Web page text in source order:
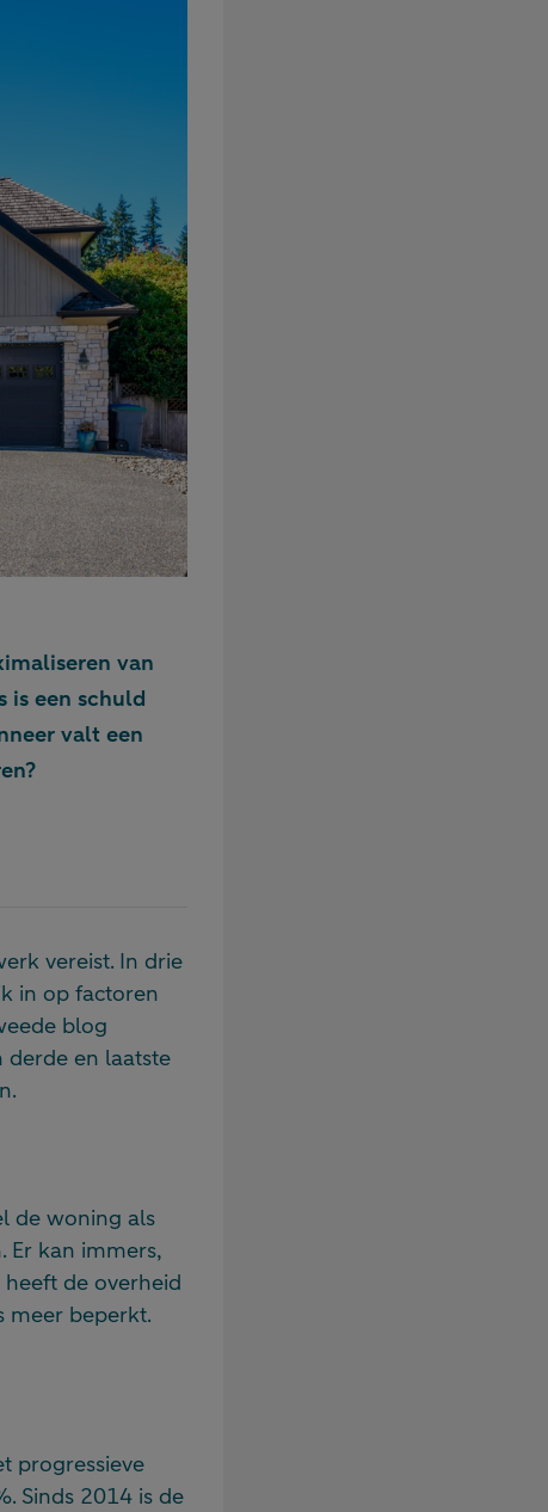
van
is een schuld
valt een
vereist. In drie
in op factoren
blog
en laatste
de woning als
Er kan immers,
de overheid
meer beperkt.
progressieve
Sinds 2014 is de